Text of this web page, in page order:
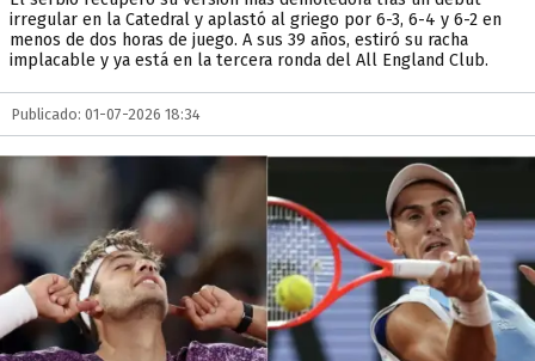
irregular en la Catedral y aplastó al griego por 6-3, 6-4 y 6-2 en
menos de dos horas de juego. A sus 39 años, estiró su racha
implacable y ya está en la tercera ronda del All England Club.
Publicado: 01-07-2026 18:34